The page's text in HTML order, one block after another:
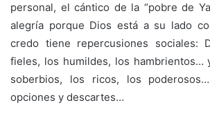
personal, el cántico de la “pobre de
alegría porque Dios está a su lado
credo tiene repercusiones sociales:
fieles, los humildes, los hambrientos…
soberbios, los ricos, los
opciones y descartes…